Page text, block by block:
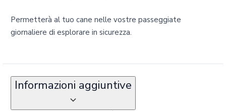
Permetterà al tuo cane nelle vostre passeggiate
giornaliere di esplorare in sicurezza.
Informazioni aggiuntive